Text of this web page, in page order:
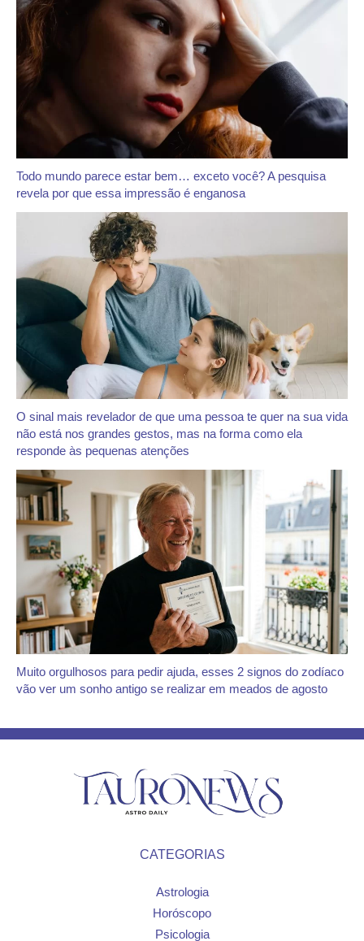
Todo mundo parece estar bem… exceto você? A pesquisa
revela por que essa impressão é enganosa
O sinal mais revelador de que uma pessoa te quer na sua vida
não está nos grandes gestos, mas na forma como ela
responde às pequenas atenções
Muito orgulhosos para pedir ajuda, esses 2 signos do zodíaco
vão ver um sonho antigo se realizar em meados de agosto
CATEGORIAS
Astrologia
Horóscopo
Psicologia